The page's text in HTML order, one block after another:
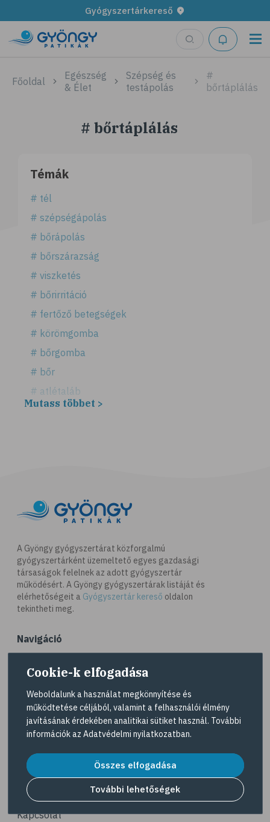
Gyógyszertárkereső
Főoldal
Egészség
& Élet
Szépség és
testápolás
#
bőrtáplálás
# bőrtáplálás
Témák
# tél
# szépségápolás
# bőrápolás
# bőrszárazság
# viszketés
# bőrirritáció
# fertőző betegségek
# körömgomba
# bőrgomba
# bőr
# atlétaláb
# horzsolás
# égés
# C-vitamin
# antioxidáns
# @egeszsegmagazin
# öregedés
# ráncosodás
# fényvédelem
# peeling
# szauna
# pakolás
# melanoma
# bőrrák
# bazalioma
# napozás
# leégés
Mutass többet >
A Gyöngy gyógyszertárat közforgalmú
gyógyszertárként üzemeltető egyes gazdasági
társaságok felelnek az adott gyógyszertár
működésért. A Gyöngy gyógyszertárak listáját és
elérhetőségeit a Gyógyszertár kereső oldalon
tekintheti meg.
Navigáció
Akciós termékek
Gyöngy Patika Magazin
Patika kereső
Cég
Kapcsolat
Cookie-k elfogadása
Weboldalunk a használat megkönnyítése és
működtetése céljából, valamint a felhasználói élmény
javításának érdekében analitikai sütiket használ. További
információk az Adatvédelmi nyilatkozatban.
Összes elfogadása
További lehetőségek